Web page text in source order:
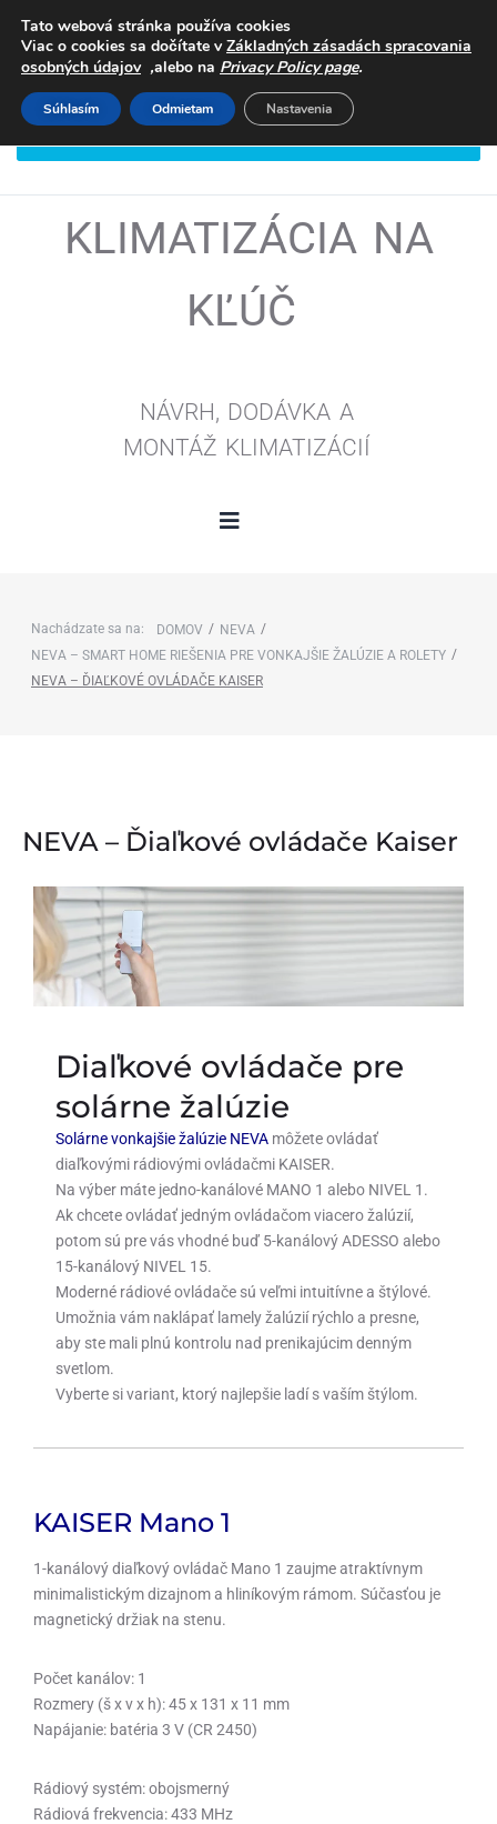
KLIMATIZÁCIA NA
KĽÚČ
NÁVRH, DODÁVKA A
MONTÁŽ KLIMATIZÁCIÍ
Nachádzate sa na: DOMOV / NEVA /
NEVA – SMART HOME RIEŠENIA PRE VONKAJŠIE ŽALÚZIE A ROLETY /
NEVA – ĎIAĽKOVÉ OVLÁDAČE KAISER
NEVA – Ďiaľkové ovládače Kaiser
Diaľkové ovládače pre
solárne žalúzie
Solárne vonkajšie žalúzie NEVA môžete ovládať
diaľkovými rádiovými ovládačmi KAISER.
Na výber máte jedno-kanálové MANO 1 alebo NIVEL 1.
Ak chcete ovládať jedným ovládačom viacero žalúzií,
potom sú pre vás vhodné buď 5-kanálový ADESSO alebo
15-kanálový NIVEL 15.
Moderné rádiové ovládače sú veľmi intuitívne a štýlové.
Umožnia vám naklápať lamely žalúzií rýchlo a presne,
aby ste mali plnú kontrolu nad prenikajúcim denným
svetlom.
Vyberte si variant, ktorý najlepšie ladí s vaším štýlom.
KAISER Mano 1
1-kanálový diaľkový ovládač Mano 1 zaujme atraktívnym
minimalistickým dizajnom a hliníkovým rámom. Súčasťou je
magnetický držiak na stenu.
Počet kanálov: 1
Rozmery (š x v x h): 45 x 131 x 11 mm
Napájanie: batéria 3 V (CR 2450)
Rádiový systém: obojsmerný
Rádiová frekvencia: 433 MHz
Tato webová stránka používa cookies
Viac o cookies sa dočítate vZákladných zásadách spracovania
osobných údajov,alebo na Privacy Policy page.
Súhlasím Odmietam Nastavenia